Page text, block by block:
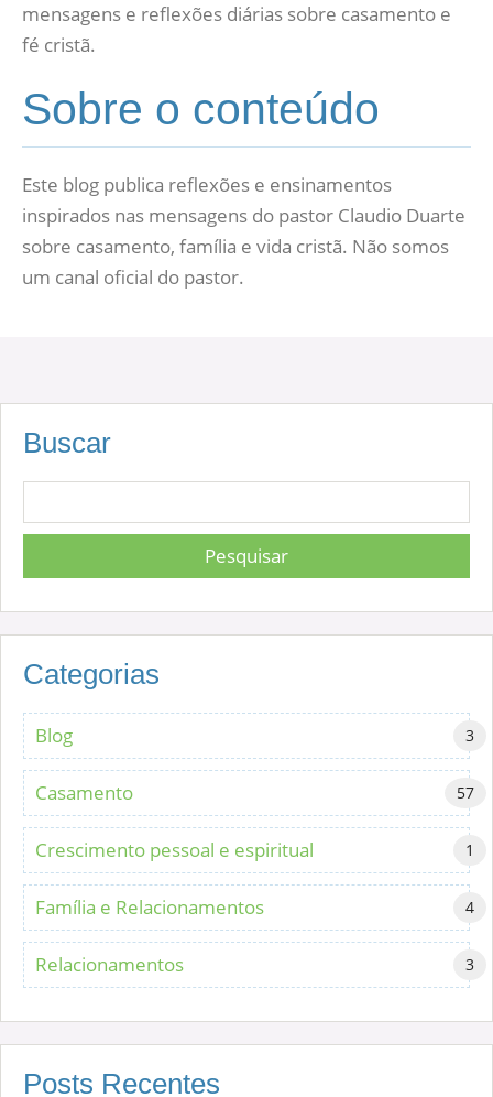
mensagens e reflexões diárias sobre casamento e
fé cristã.
Sobre o conteúdo
Este blog publica reflexões e ensinamentos
inspirados nas mensagens do pastor Claudio Duarte
sobre casamento, família e vida cristã. Não somos
um canal oficial do pastor.
Buscar
Categorias
Blog 3
Casamento 57
Crescimento pessoal e espiritual 1
Família e Relacionamentos 4
Relacionamentos 3
Posts Recentes